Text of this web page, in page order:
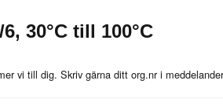
30°C till 100°C
vi till dig. Skriv gärna ditt org.nr i